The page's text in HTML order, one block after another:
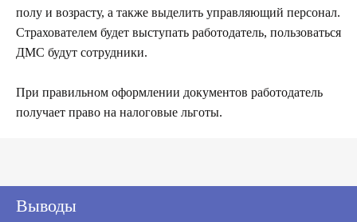
полу и возрасту, а также выделить управляющий персонал.
Страхователем будет выступать работодатель, пользоваться
ДМС будут сотрудники.
При правильном оформлении документов работодатель
получает право на налоговые льготы.
Выводы